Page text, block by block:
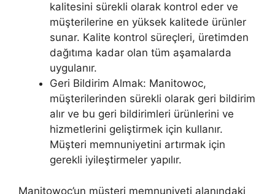
kalitesini sürekli olarak kontrol eder ve
müşterilerine en yüksek kalitede ürünler
sunar. Kalite kontrol süreçleri, üretimden
dağıtıma kadar olan tüm aşamalarda
uygulanır.
Geri Bildirim Almak: Manitowoc,
müşterilerinden sürekli olarak geri bildirim
alır ve bu geri bildirimleri ürünlerini ve
hizmetlerini geliştirmek için kullanır.
Müşteri memnuniyetini artırmak için
gerekli iyileştirmeler yapılır.
Manitowoc’un müşteri memnuniyeti alanındaki